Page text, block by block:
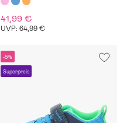
41,99 €
UVP: 64,99 €
-5%
Superpreis